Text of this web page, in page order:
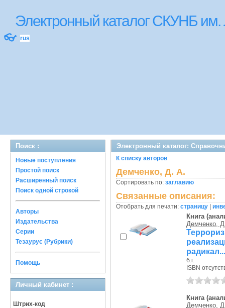
Электронный каталог СКУНБ
👓 rus
Поиск :
Новые поступления
Простой поиск
Расширенный поиск
Поиск одной строкой
Авторы
Издательства
Серии
Тезаурус (Рубрики)
Помощь
Личный кабинет :
Штрих-код
Электронный каталог:
К списку авторов
Демченко, Д. А.
Сортировать по: заглавию
Связанные описания:
Отобрать для печати: страницу
Книга
Демченко,
радикал...
б.г.
ISBN
Книга
Демченко,